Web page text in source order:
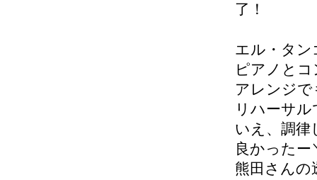
了！
エル・タン
ピアノと
アレンジ
リハーサ
いえ、調律
良かったー
熊田さんの